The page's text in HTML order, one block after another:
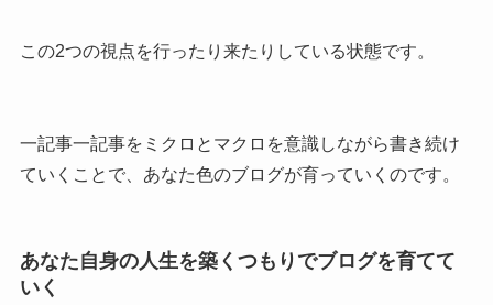
この2つの視点を行ったり来たりしている状態です。
一記事一記事をミクロとマクロを意識しながら書き続け
ていくことで、あなた色のブログが育っていくのです。
あなた自身の人生を築くつもりでブログを育てて
いく